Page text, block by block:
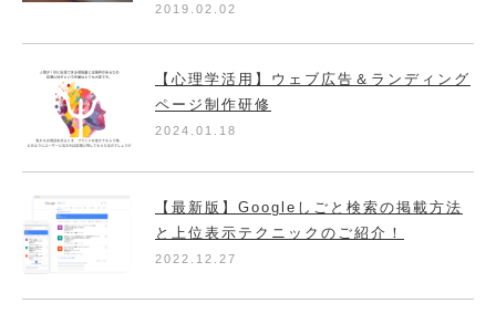
2019.02.02
【心理学活用】ウェブ広告＆ランディング
ページ制作研修
2024.01.18
【最新版】Googleしごと検索の掲載方法
と上位表示テクニックのご紹介！
2022.12.27